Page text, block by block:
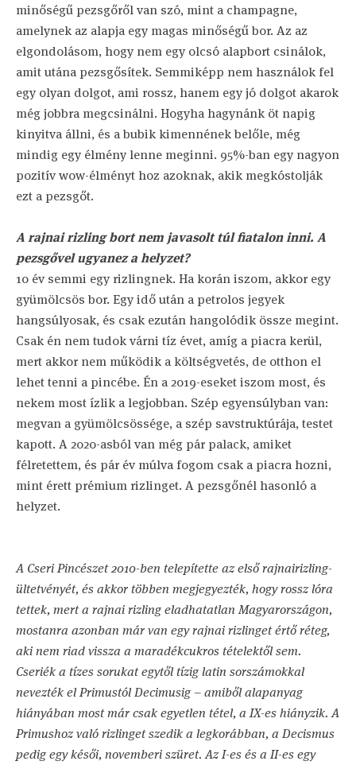
minőségű pezsgőről van szó, mint a champagne,
amelynek az alapja egy magas minőségű bor. Az az
elgondolásom, hogy nem egy olcsó alapbort csinálok,
amit utána pezsgősítek. Semmiképp nem használok fel
egy olyan dolgot, ami rossz, hanem egy jó dolgot akarok
még jobbra megcsinálni. Hogyha hagynánk öt napig
kinyitva állni, és a bubik kimennének belőle, még
mindig egy élmény lenne meginni. 95%-ban egy nagyon
pozitív wow-élményt hoz azoknak, akik megkóstolják
ezt a pezsgőt.
A rajnai rizling bort nem javasolt túl fiatalon inni. A
pezsgővel ugyanez a helyzet?
10 év semmi egy rizlingnek. Ha korán iszom, akkor egy
gyümölcsös bor. Egy idő után a petrolos jegyek
hangsúlyosak, és csak ezután hangolódik össze megint.
Csak én nem tudok várni tíz évet, amíg a piacra kerül,
mert akkor nem működik a költségvetés, de otthon el
lehet tenni a pincébe. Én a 2019-eseket iszom most, és
nekem most ízlik a legjobban. Szép egyensúlyban van:
megvan a gyümölcsössége, a szép savstruktúrája, testet
kapott. A 2020-asból van még pár palack, amiket
félretettem, és pár év múlva fogom csak a piacra hozni,
mint érett prémium rizlinget. A pezsgőnél hasonló a
helyzet.
A Cseri Pincészet 2010-ben telepítette az első rajnairizling-
ültetvényét, és akkor többen megjegyezték, hogy rossz lóra
tettek, mert a rajnai rizling eladhatatlan Magyarországon,
mostanra azonban már van egy rajnai rizlinget értő réteg,
aki nem riad vissza a maradékcukros tételektől sem.
Cseriék a tízes sorukat egytől tízig latin sorszámokkal
nevezték el Primustól Decimusig – amiből alapanyag
hiányában most már csak egyetlen tétel, a IX-es hiányzik. A
Primushoz való rizlinget szedik a legkorábban, a Decismus
pedig egy késői, novemberi szüret. Az I-es és a II-es egy